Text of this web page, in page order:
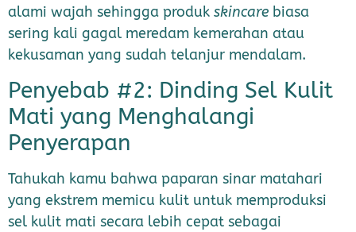
alami wajah sehingga produk skincare biasa
sering kali gagal meredam kemerahan atau
kekusaman yang sudah telanjur mendalam.
Penyebab #2: Dinding Sel Kulit
Mati yang Menghalangi
Penyerapan
Tahukah kamu bahwa paparan sinar matahari
yang ekstrem memicu kulit untuk memproduksi
sel kulit mati secara lebih cepat sebagai